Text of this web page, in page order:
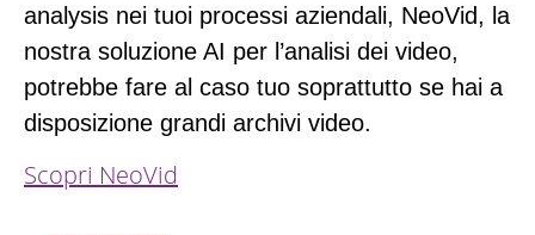
analysis nei tuoi processi aziendali, NeoVid, la
nostra soluzione AI per l’analisi dei video,
potrebbe fare al caso tuo soprattutto se hai a
disposizione grandi archivi video.
Scopri NeoVid